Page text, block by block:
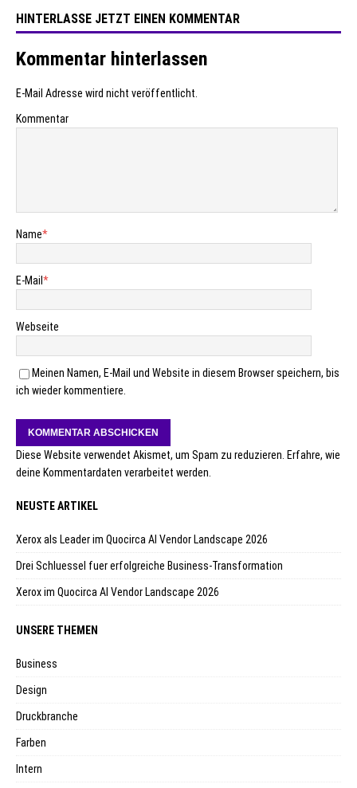
HINTERLASSE JETZT EINEN KOMMENTAR
Kommentar hinterlassen
E-Mail Adresse wird nicht veröffentlicht.
Kommentar
Name*
E-Mail *
Webseite
Meinen Namen, E-Mail und Website in diesem Browser speichern, bis
ich wieder kommentiere.
Diese Website verwendet Akismet, um Spam zu reduzieren. Erfahre, wie
deine Kommentardaten verarbeitet werden.
NEUSTE ARTIKEL
Xerox als Leader im Quocirca AI Vendor Landscape 2026
Drei Schluessel fuer erfolgreiche Business-Transformation
Xerox im Quocirca AI Vendor Landscape 2026
UNSERE THEMEN
Business
Design
Druckbranche
Farben
Intern